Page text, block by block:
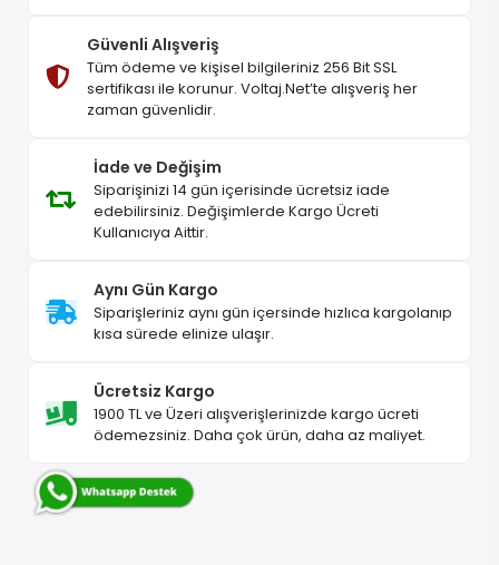
Güvenli Alışveriş
Tüm ödeme ve kişisel bilgileriniz 256 Bit SSL
sertifikası ile korunur. Voltaj.Net’te alışveriş her
zaman güvenlidir.
İade ve Değişim
Siparişinizi 14 gün içerisinde ücretsiz iade
edebilirsiniz. Değişimlerde Kargo Ücreti
Kullanıcıya Aittir.
Aynı Gün Kargo
Siparişleriniz aynı gün içersinde hızlıca kargolanıp
kısa sürede elinize ulaşır.
Ücretsiz Kargo
1900 TL ve Üzeri alışverişlerinizde kargo ücreti
ödemezsiniz. Daha çok ürün, daha az maliyet.